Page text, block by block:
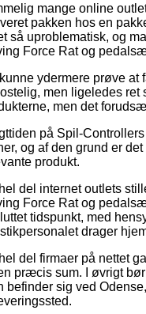
mange online
pakken hos en
så uproblematisk, og
Force Rat og
ydermere prøve at
men ligeledes
men det
på Spil-
og af den grund er
produkt.
del internet outlets
Force Rat og
tidspunkt, med
drager
del firmaer på nettet
præcis sum. I øvrigt
befinder sig ved